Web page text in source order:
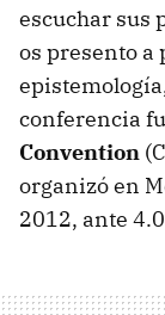
escuchar sus
os presento a
conferencia
Convention
organizó en
2012, ante